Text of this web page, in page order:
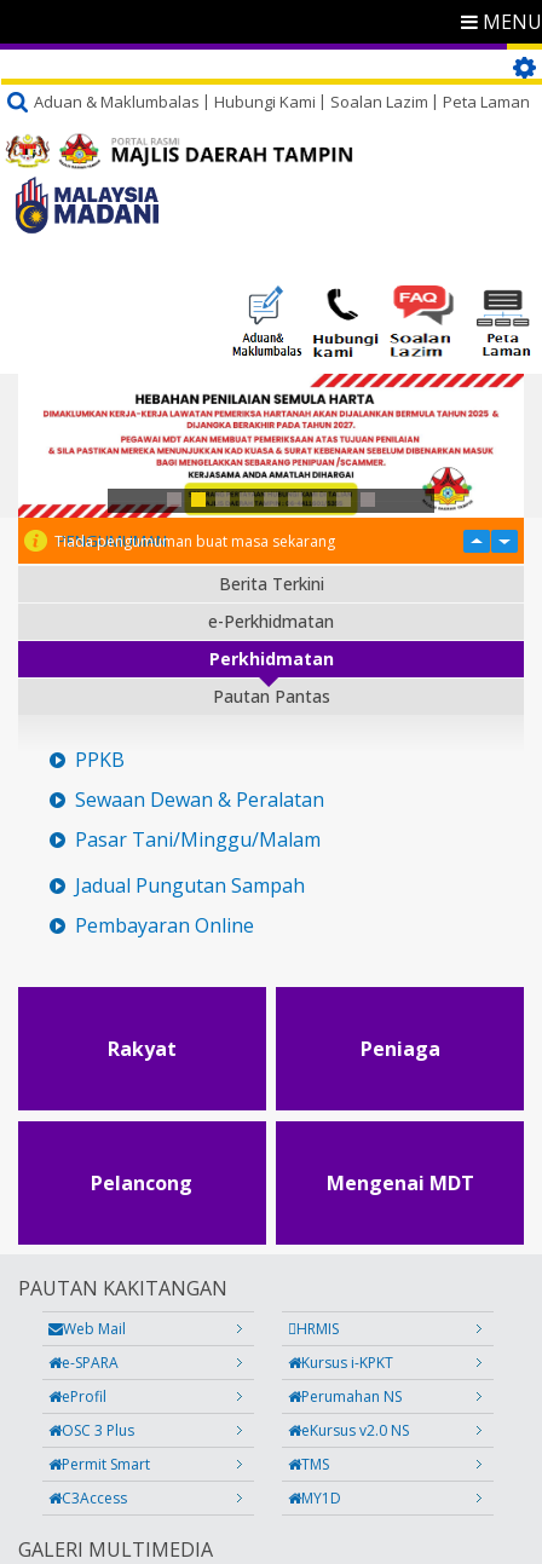
MENU
Aduan & Maklumbalas Hubungi Kami Soalan Lazim Peta Laman
PENGUMUMAN
Tiada pengumuman buat masa sekarang
Berita Terkini
e-Perkhidmatan
Perkhidmatan
Pautan Pantas
PPKB
Sewaan Dewan & Peralatan
Pasar Tani/Minggu/Malam
Jadual Pungutan Sampah
Pembayaran Online
Rakyat Peniaga
Pelancong Mengenai MDT
PAUTAN KAKITANGAN
Web Mail
HRMIS
e-SPARA
Kursus i-KPKT
eProfil
Perumahan NS
OSC 3 Plus
eKursus v2.0 NS
Permit Smart
TMS
C3Access
MY1D
GALERI MULTIMEDIA